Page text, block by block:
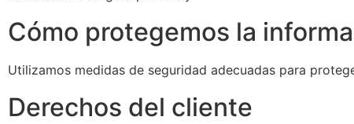
Cómo protegemos la
Utilizamos medidas de seguridad adecuadas para
Derechos del cliente